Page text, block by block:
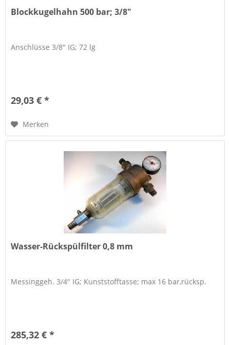
Blockkugelhahn 500 bar; 3/8"
Anschlüsse 3/8" IG; 72 lg
29,03 € *
Merken
Wasser-Rückspülfilter 0,8 mm
Messinggeh. 3/4" IG; Kunststofftasse; max 16 bar,rücksp.
285,32 € *